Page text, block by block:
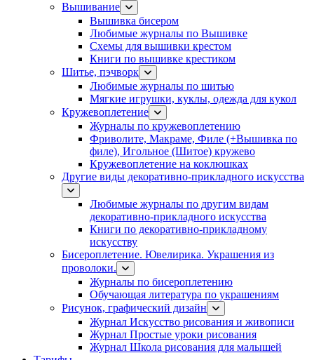
Вышивание
Вышивка бисером
Любимые журналы по Вышивке
Схемы для вышивки крестом
Книги по вышивке крестиком
Шитье, пэчворк
Любимые журналы по шитью
Мягкие игрушки, куклы, одежда для кукол
Кружевоплетение
Журналы по кружевоплетению
Фриволите, Макраме, Филе (+Вышивка по
филе), Игольное (Шитое) кружево
Кружевоплетение на коклюшках
Другие виды декоративно-прикладного искусства
Любимые журналы по другим видам
декоративно-прикладного искусства
Книги по декоративно-прикладному
искусству
Бисероплетение. Ювелирика. Украшения из
проволоки.
Журналы по бисероплетению
Обучающая литература по украшениям
Рисунок, графический дизайн
Журнал Искусство рисования и живописи
Журнал Простые уроки рисования
Журнал Школа рисования для малышей